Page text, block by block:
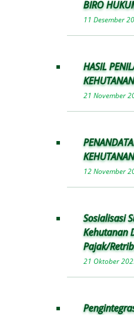
BIRO
11 Desember
HASIL
21 November
12 November
Sosialisasi
Kehutanan
Pajak/
21 Oktober